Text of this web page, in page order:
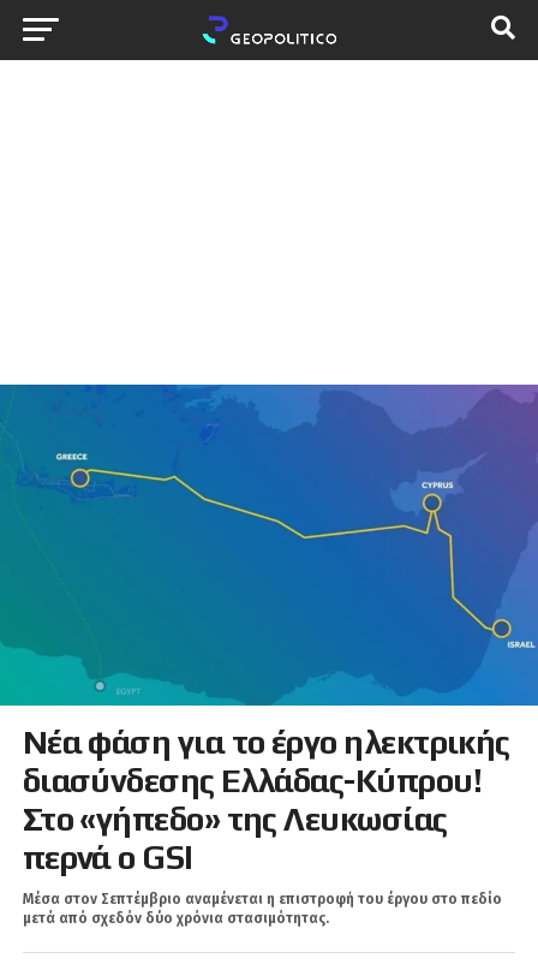
Νέα φάση για το έργο ηλεκτρικής
διασύνδεσης Ελλάδας-Κύπρου!
Στο «γήπεδο» της Λευκωσίας
περνά ο GSI
Μέσα στον Σεπτέμβριο αναμένεται η επιστροφή του έργου στο πεδίο
μετά από σχεδόν δύο χρόνια στασιμότητας.